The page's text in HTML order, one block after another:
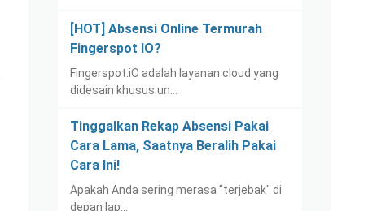
[HOT] Absensi Online Termurah
Fingerspot IO?
Fingerspot.iO adalah layanan cloud yang
didesain khusus un…
Tinggalkan Rekap Absensi Pakai
Cara Lama, Saatnya Beralih Pakai
Cara Ini!
Apakah Anda sering merasa "terjebak" di
depan lap…